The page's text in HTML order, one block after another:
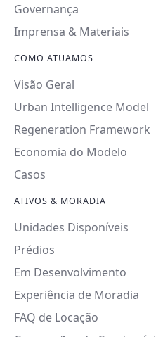
Governança
Imprensa & Materiais
COMO ATUAMOS
Visão Geral
Urban Intelligence Model
Regeneration Framework
Economia do Modelo
Casos
ATIVOS & MORADIA
Unidades Disponíveis
Prédios
Em Desenvolvimento
Experiência de Moradia
FAQ de Locação